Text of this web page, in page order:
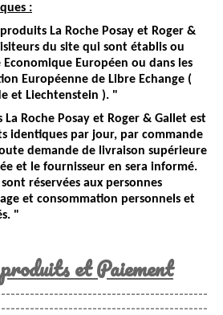
:
La Roche Posay et Roger &
du site qui sont établis ou
Européen ou dans les
Européenne de Libre Echange (
et Liechtenstein ). "
Roche Posay et Roger & Gallet est
identiques par jour, par commande
demande de livraison supérieure
et le fournisseur en sera informé.
réservées aux personnes
et consommation personnels et
"
et Paiement